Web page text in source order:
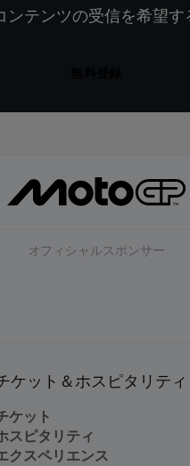
テンツの受信を希望
オフィシャルスポンサー
ケット＆ホスピタリティ
ケット
スピタリティ
クスペリエンス